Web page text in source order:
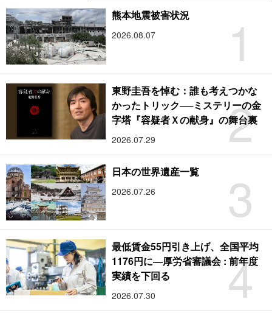
1
熊本地震被害状況
2026.08.07
2
東野圭吾を悼む：誰も考えつかな
かったトリック──ミステリーの金
字塔『容疑者Ｘの献身』の舞台裏
2026.07.29
3
日本の世界遺産一覧
2026.07.26
4
最低賃金55円引き上げ、全国平均
1176円に―厚労省審議会 : 前年度
実績を下回る
2026.07.30